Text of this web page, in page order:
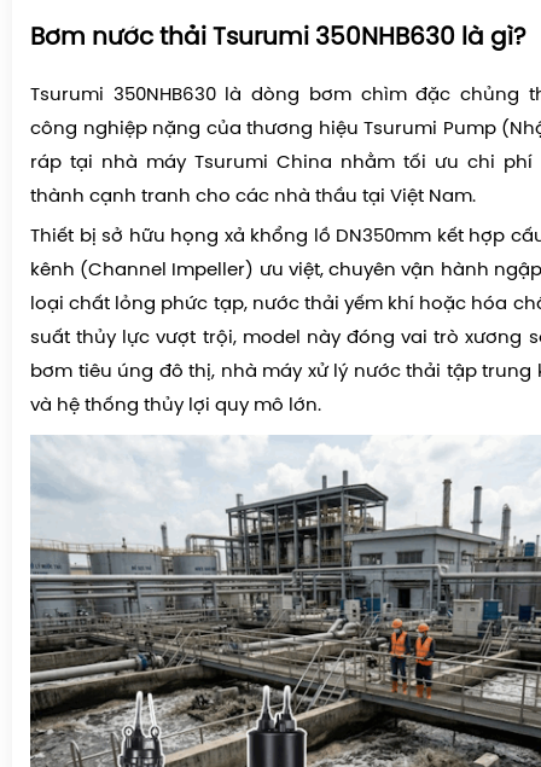
Bơm nước thải Tsurumi 350NHB630 là gì?
Tsurumi 350NHB630 là dòng bơm chìm đặc chủng
công nghiệp nặng của thương hiệu Tsurumi Pump
ráp tại nhà máy Tsurumi China nhằm tối ưu chi
thành cạnh tranh cho các nhà thầu tại Việt Nam.
Thiết bị sở hữu họng xả khổng lồ DN350mm kết hợp
kênh (Channel Impeller) ưu việt, chuyên vận hành
loại chất lỏng phức tạp, nước thải yếm khí hoặc hóa
suất thủy lực vượt trội, model này đóng vai trò xương
bơm tiêu úng đô thị, nhà máy xử lý nước thải tập trung
và hệ thống thủy lợi quy mô lớn.